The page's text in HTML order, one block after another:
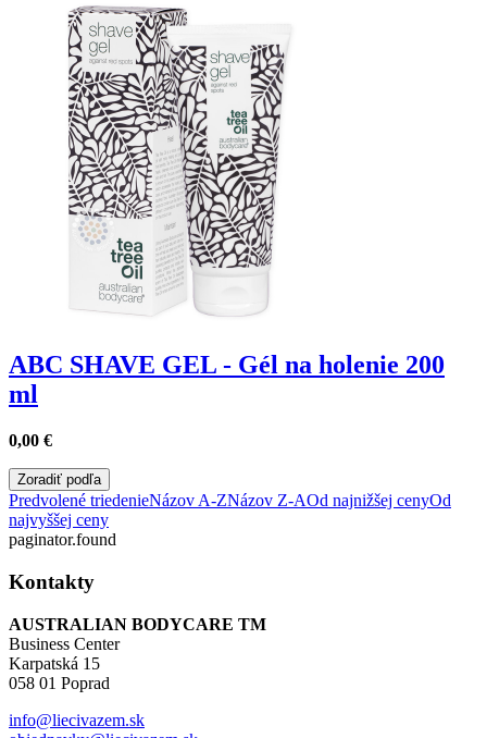
ABC SHAVE GEL - Gél na holenie 200
ml
0,00 €
Zoradiť podľa
Predvolené triedenieNázov A-ZNázov Z-AOd najnižšej cenyOd
najvyššej ceny
paginator.found
Kontakty
AUSTRALIAN BODYCARE TM
Business Center
Karpatská 15
058 01 Poprad
info@liecivazem.sk